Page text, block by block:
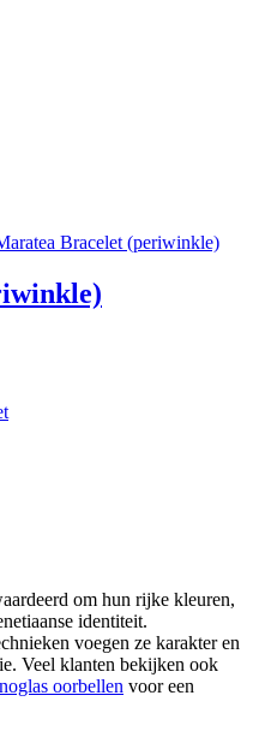
om hun rijke kleuren,
identiteit.
voegen ze karakter en
Veel klanten bekijken ook
oorbellen voor een